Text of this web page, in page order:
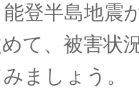
登半島地震
て、被害状
ましょう。